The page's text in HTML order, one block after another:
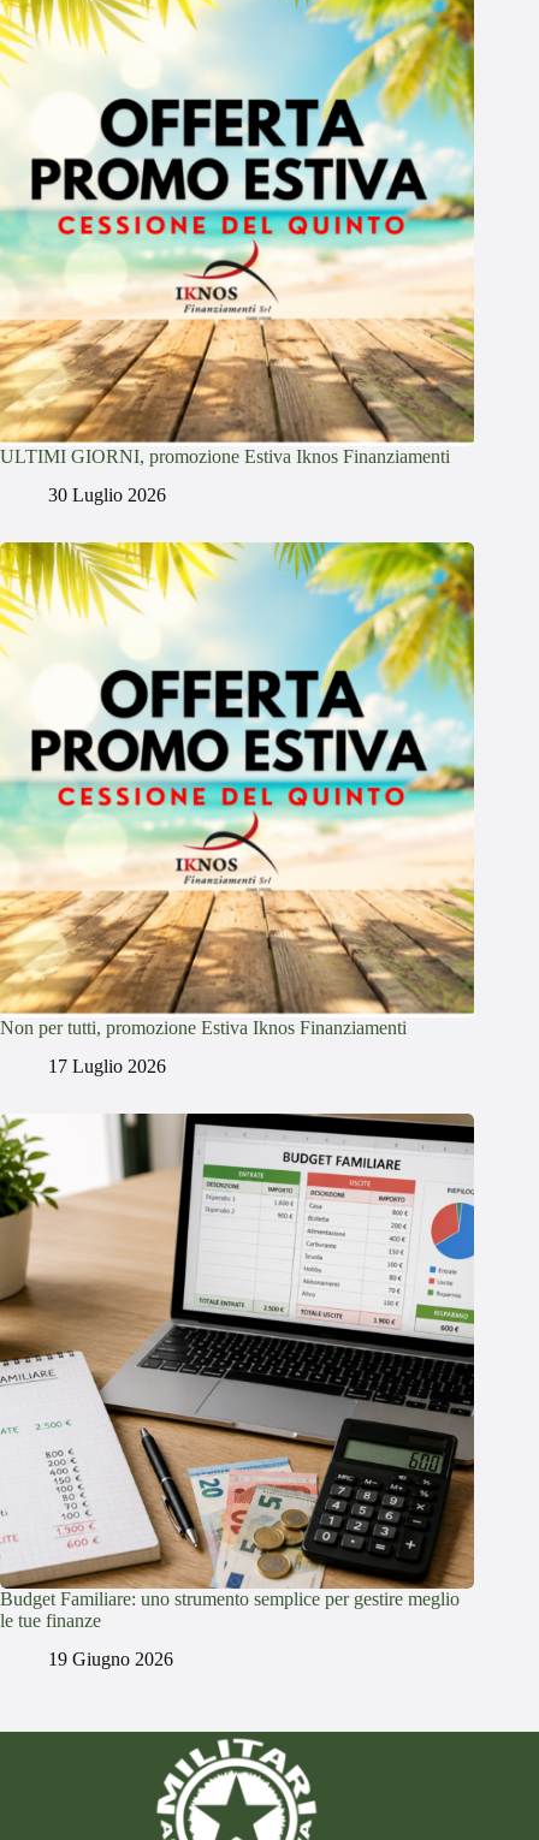
ULTIMI GIORNI, promozione Estiva Iknos Finanziamenti
30 Luglio 2026
Non per tutti, promozione Estiva Iknos Finanziamenti
17 Luglio 2026
Budget Familiare: uno strumento semplice per gestire meglio
le tue finanze
19 Giugno 2026